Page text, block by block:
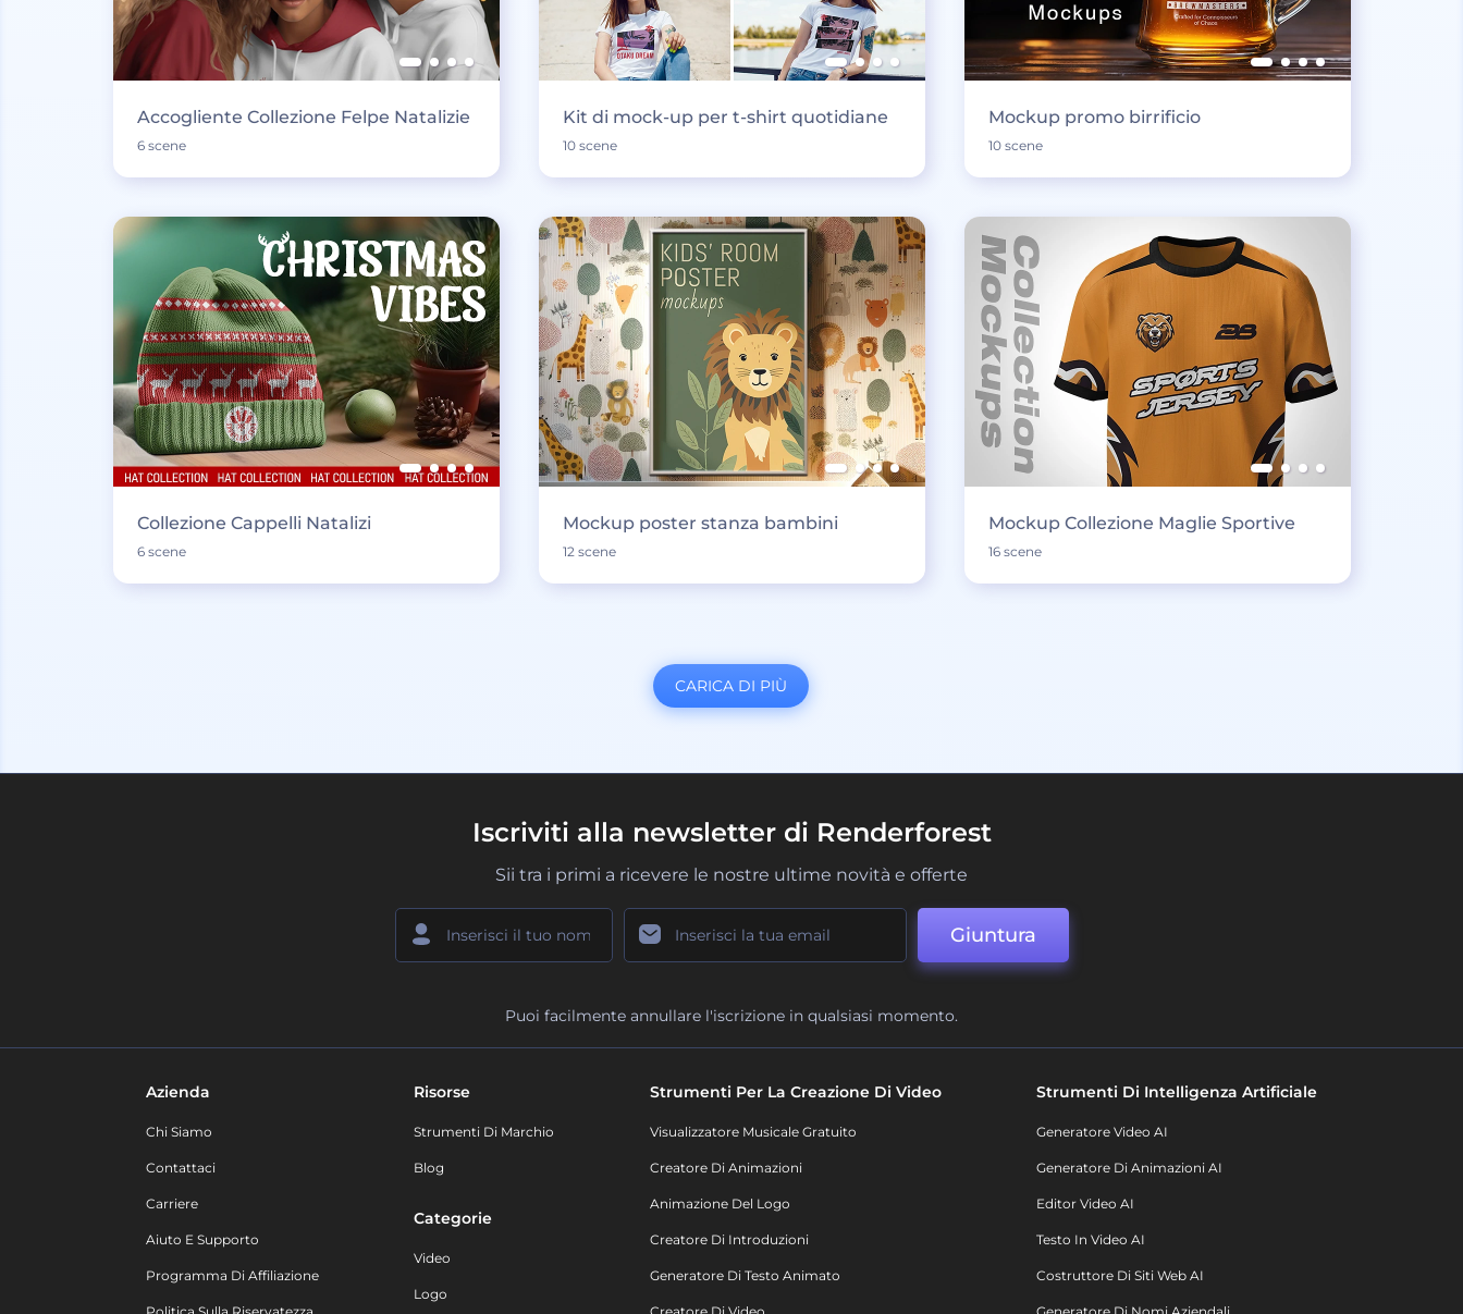
Accogliente Collezione Felpe Natalizie
6 scene
Kit di mock-up per t-shirt quotidiane
10 scene
Mockup promo birrificio
10 scene
Collezione Cappelli Natalizi
6 scene
Mockup poster stanza bambini
12 scene
Mockup Collezione Maglie Sportive
16 scene
CARICA DI PIÙ
Iscriviti alla newsletter di Renderforest
Sii tra i primi a ricevere le nostre ultime novità e offerte
Giuntura
Puoi facilmente annullare l'iscrizione in qualsiasi momento.
Azienda
Chi Siamo
Contattaci
Carriere
Aiuto E Supporto
Programma Di Affiliazione
Risorse
Strumenti Di Marchio
Blog
Categorie
Video
Logo
Strumenti Per La Creazione Di Video
Visualizzatore Musicale Gratuito
Creatore Di Animazioni
Animazione Del Logo
Creatore Di Introduzioni
Generatore Di Testo Animato
Strumenti Di Intelligenza Artificiale
Generatore Video AI
Generatore Di Animazioni AI
Editor Video AI
Testo In Video AI
Costruttore Di Siti Web AI